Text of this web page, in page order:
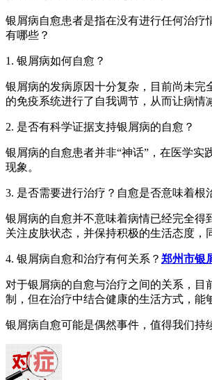
银屑病自愈患者是指在没有进行任何治
有哪些？
1. 银屑病如何自愈？
银屑病的发病原因十分复杂，目前尚未
的免疫系统进行了自我调节，从而让病情
2. 是否有科学证据支持银屑病的自愈？
银屑病的自愈患者并非“神话”，在医学
现象。
3. 是否需要进行治疗？自愈是否意味着根
银屑病的自愈并不意味着病情已经完全
关注皮肤状态，并保持积极的生活态度，
4. 银屑病自愈和治疗有何关系？ 郑州市银
对于银屑病的自愈与治疗之间的关系，
制，但在治疗中结合健康的生活方式，能
银屑病自愈可能是偶然事件，值得我们持